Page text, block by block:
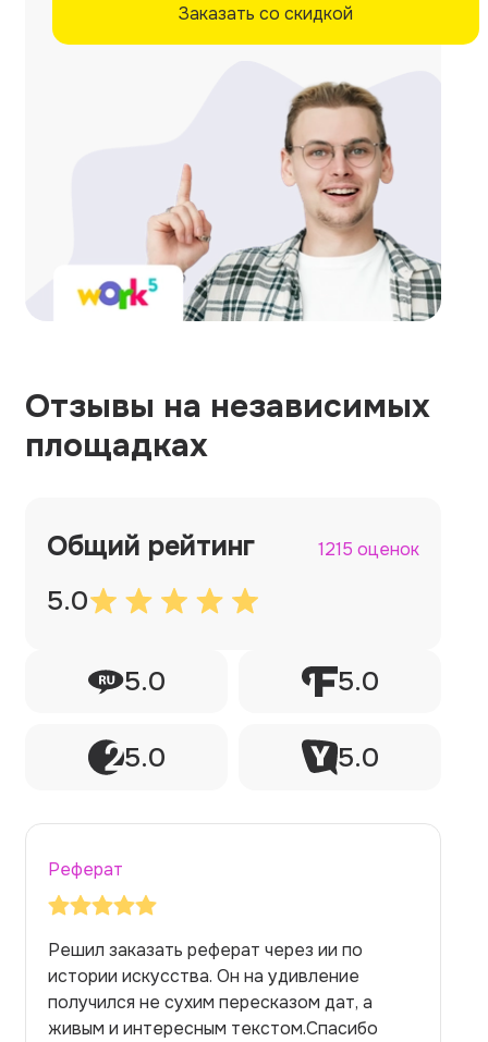
Заказать со скидкой
Отзывы на независимых
площадках
Общий рейтинг 1215 оценок
5.0
5.0 5.0
5.0 5.0
Реферат
Заказывала реферат с помощью нейросети
на медицинскую тему. Ожидала худшего,
но справилась. Термины использовала
правильно. Для быстрого ознакомления с